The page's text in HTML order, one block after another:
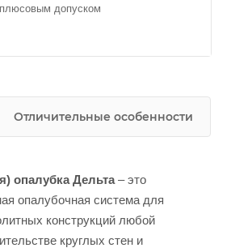
допуском
Отличительные особенности
опалубка Дельта– это
опалубочная система для
конструкций любой
круглых стен и